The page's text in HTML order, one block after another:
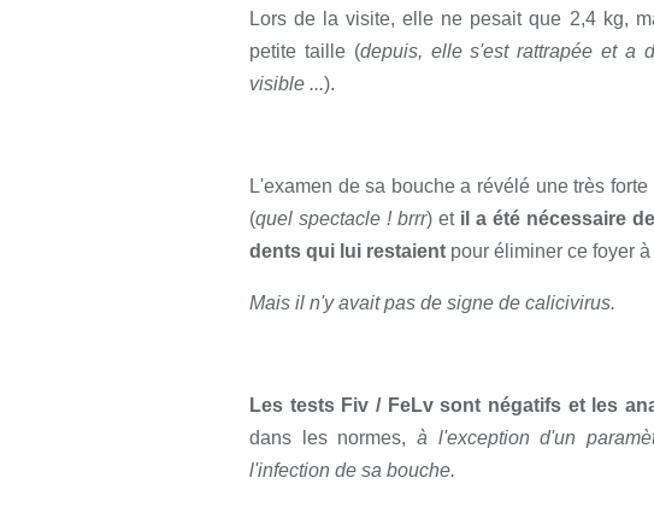
Lors de la visite, elle ne pesait que 2,4 kg,
petite taille (depuis, elle s'est rattrapée et a
visible ...).
L'examen de sa bouche a révélé une très
(quel spectacle ! brrr) etil a été nécessaire
dents qui lui restaient pour éliminer ce foyer
Mais il n'y avait pas de signe de calicivirus.
Les tests Fiv / FeLv sont négatifs et les
dans les normes, à l'exception d'un
l'infection de sa bouche.